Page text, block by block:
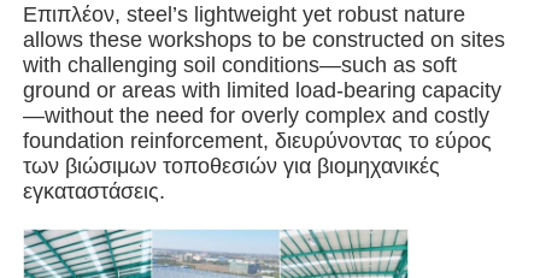
Γέφυρα από χάλυβα
γραφείο δομής χάλυβα
Επιπλέον, steel’s lightweight yet robust nature
allows these workshops to be constructed on sites
with challenging soil conditions—such as soft
ground or areas with limited load-bearing capacity
—without the need for overly complex and costly
foundation reinforcement, διευρύνοντας το εύρος
των βιώσιμων τοποθεσιών για βιομηχανικές
εγκαταστάσεις.